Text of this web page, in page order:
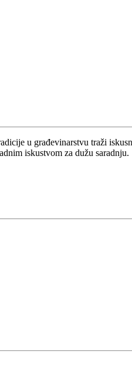
u građevinarstvu traži
iskustvom za dužu saradnju.